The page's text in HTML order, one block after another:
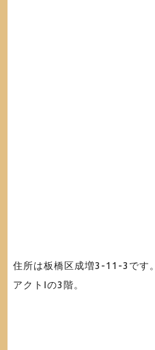
住所は板橋区成増3-11-3です。
アクトⅠの3階。